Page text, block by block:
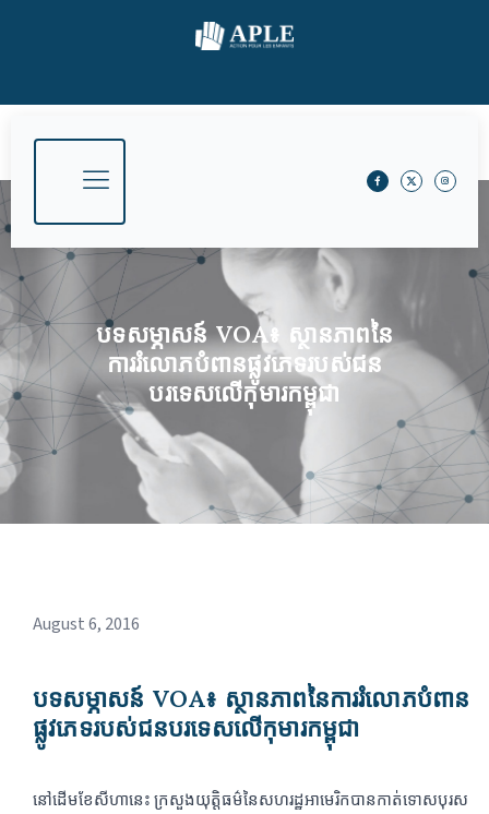
បទសម្ភាសន៍ VOA៖​ ស្ថានភាព​នៃ​
ការ​រំលោភ​បំពាន​ផ្លូវភេទ​របស់​ជន​
បរទេស​លើ​កុមារ​​កម្ពុជា
August 6, 2016
បទសម្ភាសន៍ VOA៖​ ស្ថានភាព​នៃ​ការ​រំលោភ​បំពាន​
ផ្លូវភេទ​របស់​ជន​បរទេស​លើ​កុមារ​​កម្ពុជា
នៅ​ដើម​ខែ​សីហា​នេះ​ ក្រសួង​យុត្តិធម៌​នៃ​សហ​រដ្ឋ​អាមេរិក​បាន​កាត់ទោស​បុរស​